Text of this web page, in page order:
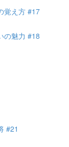
覚え方 #17
の魅力 #18
#21